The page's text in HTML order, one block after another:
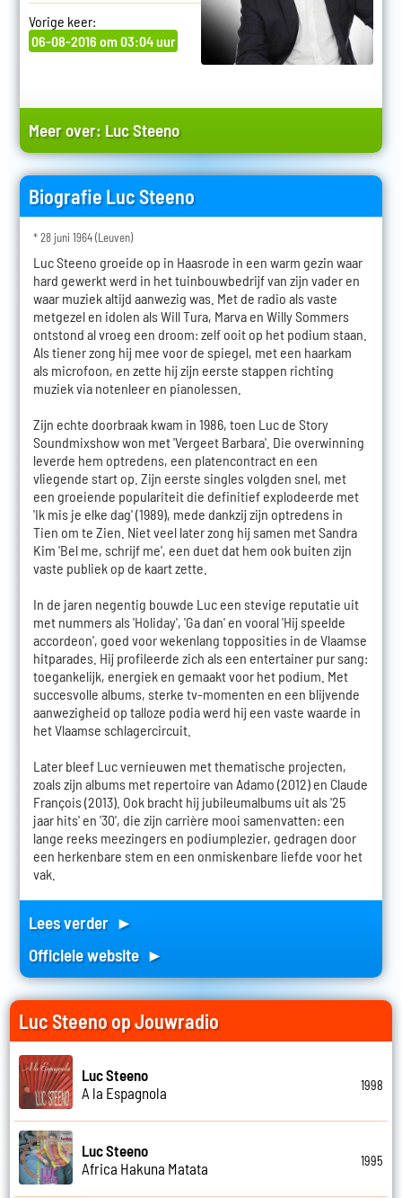
Vorige keer:
06-08-2016 om 03:04 uur
Meer over: Luc Steeno
Biografie Luc Steeno
* 28 juni 1964 (Leuven)
Luc Steeno groeide op in Haasrode in een warm gezin waar
hard gewerkt werd in het tuinbouwbedrijf van zijn vader en
waar muziek altijd aanwezig was. Met de radio als vaste
metgezel en idolen als Will Tura, Marva en Willy Sommers
ontstond al vroeg een droom: zelf ooit op het podium staan.
Als tiener zong hij mee voor de spiegel, met een haarkam
als microfoon, en zette hij zijn eerste stappen richting
muziek via notenleer en pianolessen.
Zijn echte doorbraak kwam in 1986, toen Luc de Story
Soundmixshow won met 'Vergeet Barbara'. Die overwinning
leverde hem optredens, een platencontract en een
vliegende start op. Zijn eerste singles volgden snel, met
een groeiende populariteit die definitief explodeerde met
'Ik mis je elke dag' (1989), mede dankzij zijn optredens in
Tien om te Zien. Niet veel later zong hij samen met Sandra
Kim 'Bel me, schrijf me', een duet dat hem ook buiten zijn
vaste publiek op de kaart zette.
In de jaren negentig bouwde Luc een stevige reputatie uit
met nummers als 'Holiday', 'Ga dan' en vooral 'Hij speelde
accordeon', goed voor wekenlang topposities in de Vlaamse
hitparades. Hij profileerde zich als een entertainer pur sang:
toegankelijk, energiek en gemaakt voor het podium. Met
succesvolle albums, sterke tv-momenten en een blijvende
aanwezigheid op talloze podia werd hij een vaste waarde in
het Vlaamse schlagercircuit.
Later bleef Luc vernieuwen met thematische projecten,
zoals zijn albums met repertoire van Adamo (2012) en Claude
François (2013). Ook bracht hij jubileumalbums uit als '25
jaar hits' en '30', die zijn carrière mooi samenvatten: een
lange reeks meezingers en podiumplezier, gedragen door
een herkenbare stem en een onmiskenbare liefde voor het
vak.
Lees verder ►
Officiele website ►
Luc Steeno op Jouwradio
Luc Steeno
A la Espagnola
1998
Luc Steeno
Africa Hakuna Matata
1995